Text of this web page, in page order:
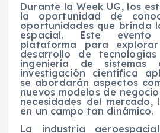
Durante la Week UG, los
la oportunidad de
oportunidades que brinda
espacial. Este
plataforma para
desarrollo de
ingeniería de sistemas
investigación científica
se abordarán aspectos
nuevos modelos de
necesidades del mercado,
en un campo tan dinámico.
La industria